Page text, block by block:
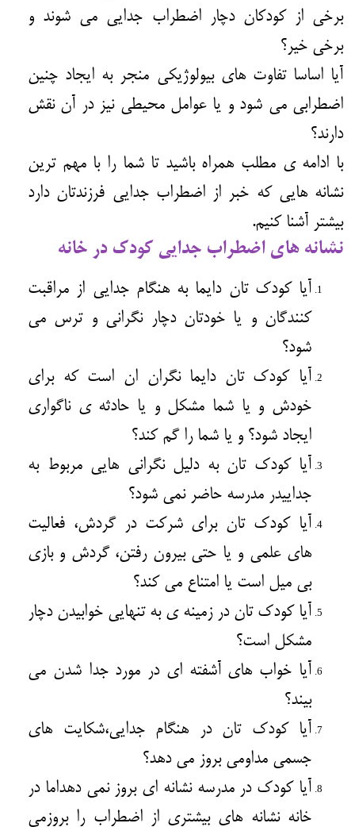
برخی از کودکان دچاراضطراب جدایی می شوند و
برخی خیر؟
آیا اساسا تفاوت های بیولوژیکی منجر به ایجاد چنین
اضطرابی می شود و یا عوامل محیطی نیز در آن نقش
دارند؟
با ادامه ی مطلب همراه باشید تا شما را با مهم ترین
نشانه هایی که خبر از اضطرابجدایی فرزندتان دارد
بیشتر آشنا کنیم.
نشانه های اضطراب جدایی کودک در خانه
آیا کودک تان دایما به هنگام جدایی از مراقبت
کنندگان و یا خودتان دچار نگرانی و ترس می
شود؟
آیا کودک تان دایما نگران ان است که برای
خودش و یا شما مشکل و یا حادثه ی ناگواری
ایجاد شود؟ و یا شما را گم کند؟
آیا کودک تان به دلیل نگرانی هایی مربوط به
جداییدر مدرسه حاضر نمی شود؟
آیا کودک تان برای شرکت در گردش، فعالیت
های علمی و یا حتی بیرون رفتن، گردش و بازی
بی میل است یا امتناع می کند؟
آیا کودک تان در زمینه ی به تنهایی خوابیدن دچار
مشکل است؟
آیا خواب های آشفته ای در مورد جدا شدن می
بیند؟
آیا کودک تان در هنگام جدایی،شکایت های
جسمی مداومی بروز می دهد؟
آیا کودک در مدرسه نشانه ای بروز نمی دهداما در
خانه نشانه های بیشتری از اضطراب را بروزمی